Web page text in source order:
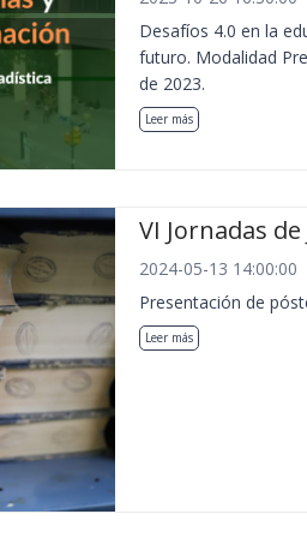
Desafíos 4.0 en la
futuro. Modalidad
de 2023.
Leer más
VI Jornadas
2024-05-13 14:00:00
Presentación de
Leer más